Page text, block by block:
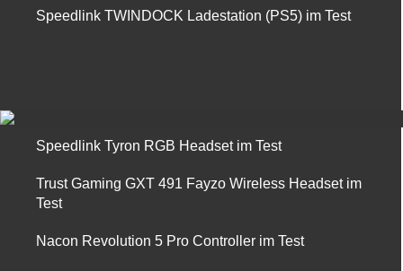
Speedlink TWINDOCK Ladestation (PS5) im Test
Speedlink Tyron RGB Headset im Test
Trust Gaming GXT 491 Fayzo Wireless Headset im
Test
Nacon Revolution 5 Pro Controller im Test